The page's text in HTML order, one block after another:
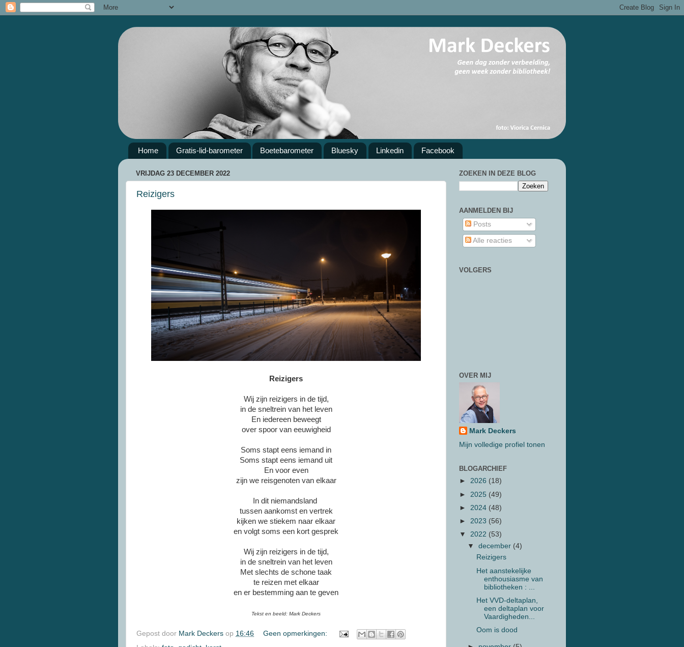
Home Gratis-lid-barometer Boetebarometer Bluesky Linkedin Facebook
VRIJDAG 23 DECEMBER 2022
Reizigers
Reizigers
Wij zijn reizigers in de tijd,
in de sneltrein van het leven
En iedereen beweegt
over spoor van eeuwigheid
Soms stapt eens iemand in
Soms stapt eens iemand uit
En voor even
zijn we reisgenoten van elkaar
In dit niemandsland
tussen aankomst en vertrek
kijken we stiekem naar elkaar
en volgt soms een kort gesprek
Wij zijn reizigers in de tijd,
in de sneltrein van het leven
Met slechts de schone taak
te reizen met elkaar
en er bestemming aan te geven
Tekst en beeld: Mark Deckers
Gepost door Mark Deckers op 16:46
Geen opmerkingen:
ZOEKEN IN DEZE BLOG
AANMELDEN BIJ
Posts
Alle reacties
VOLGERS
OVER MIJ
Mark Deckers
Mijn volledige profiel tonen
BLOGARCHIEF
► 2026 (18)
► 2025 (49)
► 2024 (48)
► 2023 (56)
▼ 2022 (53)
▼december (4)
Reizigers
Het aanstekelijke
enthousiasme van
bibliotheken : ...
Het VVD-deltaplan,
een deltaplan voor
Vaardigheden...
Oom is dood